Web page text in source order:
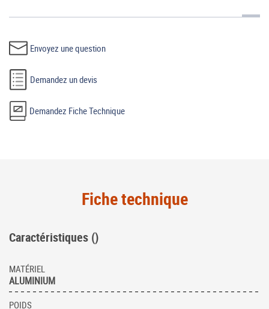
Blog
Contactez-nous
Envoyez une question
Demandez un devis
Demandez Fiche Technique
Fiche technique
Caractéristiques ()
MATÉRIEL
ALUMINIUM
POIDS